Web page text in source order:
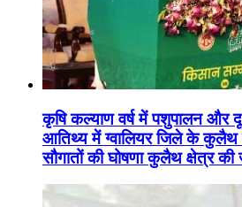
कृषि कल्याण वर्ष में पशुपालन और
आतिथ्य में ग्वालियर जिले के कुलैथ
सौगातों की घोषणा कुलैथ क्षेत्र